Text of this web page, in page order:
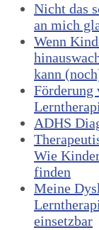
Nicht das
an mich
Wenn
kann
Förderung
ADHS
Wie
finden
Meine
einsetzbar